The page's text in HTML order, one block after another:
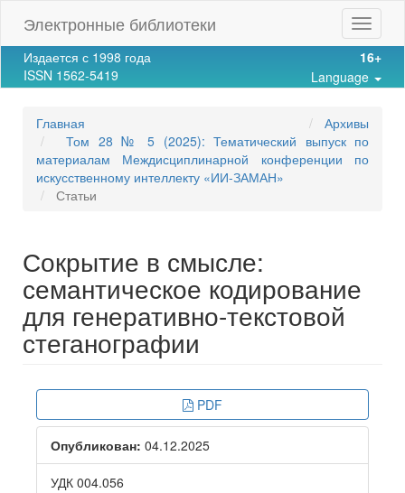
Navigation
Main
Content
Sidebar
Toggle
Электронные библиотеки
Издается с 1998 года
ISSN 1562-5419
16+
Language
Главная
Архивы
Том 28 № 5 (2025): Тематический выпуск по
материалам Междисциплинарной конференции по
искусственному интеллекту «ИИ-ЗАМАН»
Статьи
Сокрытие в смысле:
семантическое кодирование
для генеративно-текстовой
стеганографии
Article
Sidebar
PDF
Опубликован: 04.12.2025
УДК 004.056